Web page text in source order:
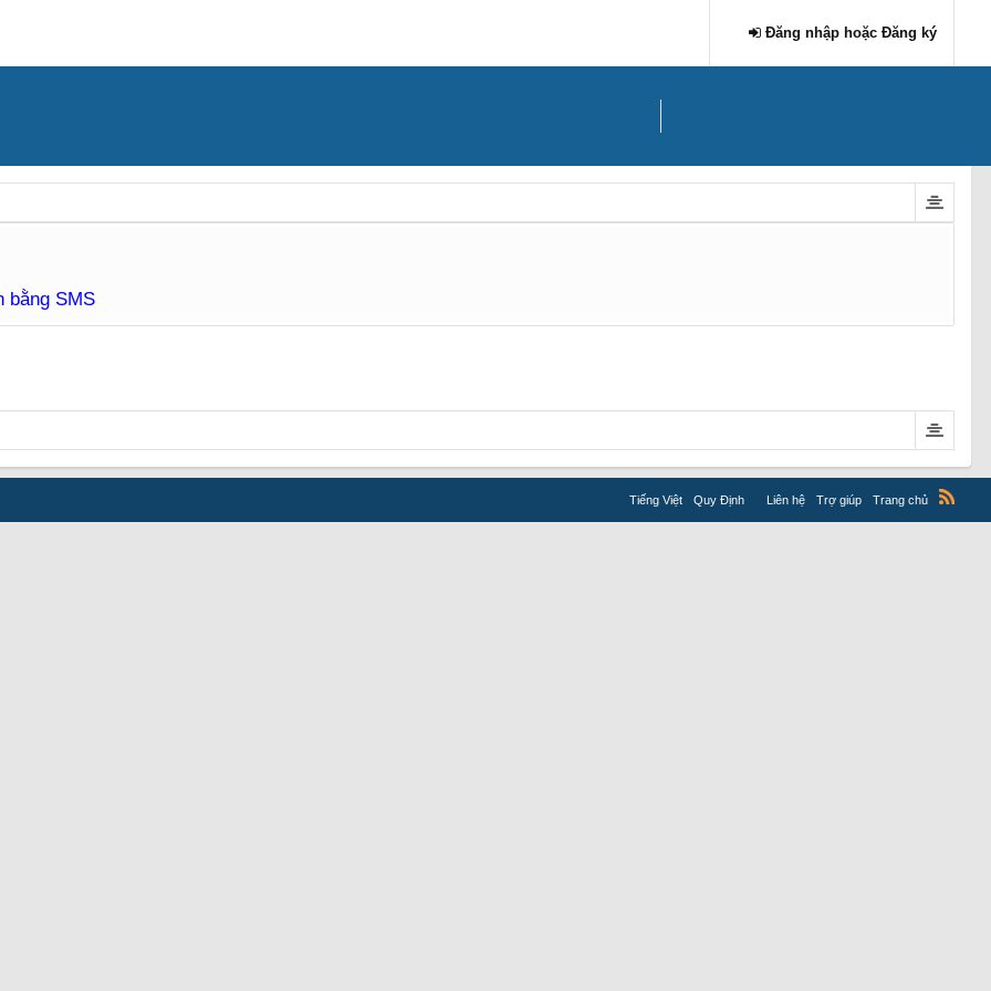
bằng SMS
Đăng nhập hoặc Đăng ký
Tiếng Việt Quy Định Liên hệ Trợ giúp Trang chủ